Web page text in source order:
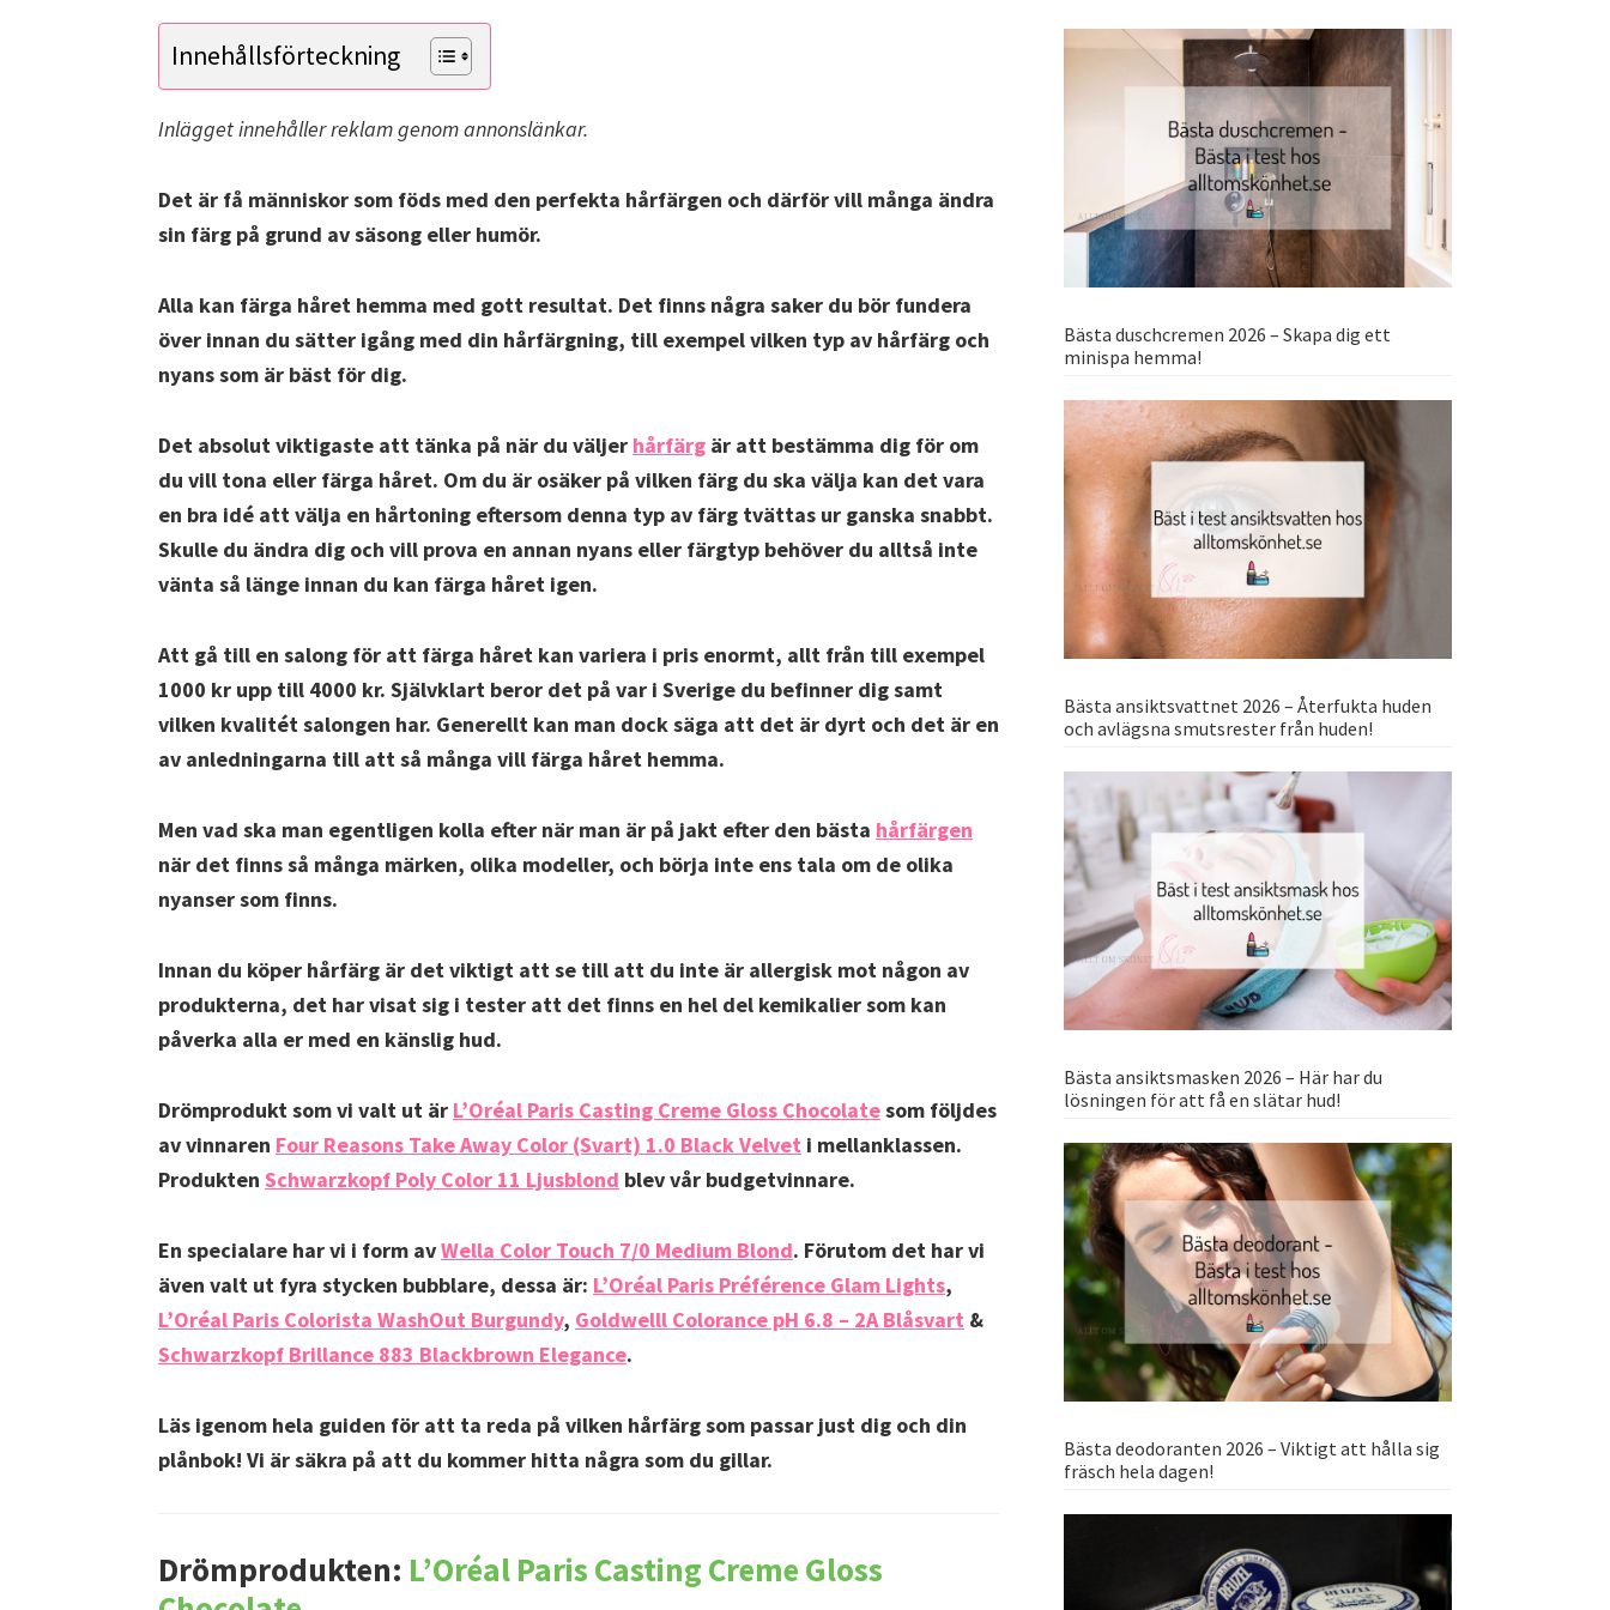
Innehållsförteckning
Inlägget innehåller reklam genom annonslänkar.
Det är få människor som föds med den perfekta hårfärgen och därför vill många ändra
sin färg på grund av säsong eller humör.
Alla kan färga håret hemma med gott resultat. Det finns några saker du bör fundera
över innan du sätter igång med din hårfärgning, till exempel vilken typ av hårfärg och
nyans som är bäst för dig.
Det absolut viktigaste att tänka på när du väljer hårfärg är att bestämma dig för om
du vill tona eller färga håret. Om du är osäker på vilken färg du ska välja kan det vara
en bra idé att välja en hårtoning eftersom denna typ av färg tvättas ur ganska snabbt.
Skulle du ändra dig och vill prova en annan nyans eller färgtyp behöver du alltså inte
vänta så länge innan du kan färga håret igen.
Att gå till en salong för att färga håret kan variera i pris enormt, allt från till exempel
1000 kr upp till 4000 kr. Självklart beror det på var i Sverige du befinner dig samt
vilken kvalitét salongen har. Generellt kan man dock säga att det är dyrt och det är en
av anledningarna till att så många vill färga håret hemma.
Men vad ska man egentligen kolla efter när man är på jakt efter den bästa hårfärgen
när det finns så många märken, olika modeller, och börja inte ens tala om de olika
nyanser som finns.
Innan du köper hårfärg är det viktigt att se till att du inte är allergisk mot någon av
produkterna, det har visat sig i tester att det finns en hel del kemikalier som kan
påverka alla er med en känslig hud.
Drömprodukt som vi valt ut är L’Oréal Paris Casting Creme Gloss Chocolatesom följdes
av vinnaren Four Reasons Take Away Color (Svart) 1.0 Black Velvet i mellanklassen.
Produkten Schwarzkopf Poly Color 11 Ljusblond blev vår budgetvinnare.
En specialare har vi i form avWella Color Touch 7/0 Medium Blond. Förutom det har vi
även valt ut fyra stycken bubblare, dessa är: L’Oréal Paris Préférence Glam Lights,
L’Oréal Paris Colorista WashOut Burgundy, Goldwelll Colorance pH 6.8 – 2A Blåsvart &
Schwarzkopf Brillance 883 Blackbrown Elegance.
Läs igenom hela guiden för att ta reda på vilken hårfärg som passar just dig och din
plånbok! Vi är säkra på att du kommer hitta några som du gillar.
Drömprodukten: L’Oréal Paris Casting Creme Gloss
Bästa duschcremen 2026 – Skapa dig ett
minispa hemma!
Bästa ansiktsvattnet 2026 – Återfukta huden
och avlägsna smutsrester från huden!
Bästa ansiktsmasken 2026 – Här har du
lösningen för att få en slätar hud!
Bästa deodoranten 2026 – Viktigt att hålla sig
fräsch hela dagen!